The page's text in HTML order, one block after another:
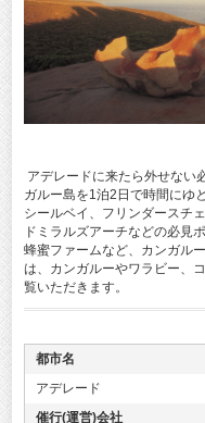
アデレードに来たら外せない
ガルー島を1泊2日で時間にゆ
シールベイ、フリンダースチ
ドミラルズアーチなどの必見
蜂蜜ファームなど、カンガル
は、カンガルーやワラビー、
覧いただきます。
都市名
アデレード
催行(運営)会社